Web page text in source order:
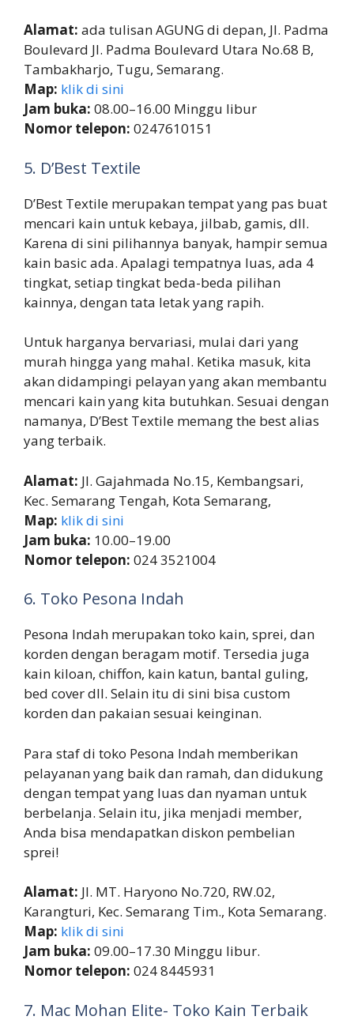
Alamat: ada tulisan AGUNG di depan, Jl. Padma
Boulevard Jl. Padma Boulevard Utara No.68 B,
Tambakharjo, Tugu, Semarang.
Map: klik di sini
Jam buka: 08.00–16.00 Minggu libur
Nomor telepon: 0247610151
5. D’Best Textile
D’Best Textile merupakan tempat yang pas buat
mencari kain untuk kebaya, jilbab, gamis, dll.
Karena di sini pilihannya banyak, hampir semua
kain basic ada. Apalagi tempatnya luas, ada 4
tingkat, setiap tingkat beda-beda pilihan
kainnya, dengan tata letak yang rapih.
Untuk harganya bervariasi, mulai dari yang
murah hingga yang mahal. Ketika masuk, kita
akan didampingi pelayan yang akan membantu
mencari kain yang kita butuhkan. Sesuai dengan
namanya, D’Best Textile memang the best alias
yang terbaik.
Alamat: Jl. Gajahmada No.15, Kembangsari,
Kec. Semarang Tengah, Kota Semarang,
Map: klik di sini
Jam buka: 10.00–19.00
Nomor telepon: 024 3521004
6. Toko Pesona Indah
Pesona Indah merupakan toko kain, sprei, dan
korden dengan beragam motif. Tersedia juga
kain kiloan, chiffon, kain katun, bantal guling,
bed cover dll. Selain itu di sini bisa custom
korden dan pakaian sesuai keinginan.
Para staf di toko Pesona Indah memberikan
pelayanan yang baik dan ramah, dan didukung
dengan tempat yang luas dan nyaman untuk
berbelanja. Selain itu, jika menjadi member,
Anda bisa mendapatkan diskon pembelian
sprei!
Alamat: Jl. MT. Haryono No.720, RW.02,
Karangturi, Kec. Semarang Tim., Kota Semarang.
Map: klik di sini
Jam buka: 09.00–17.30 Minggu libur.
Nomor telepon: 024 8445931
7. Mac Mohan Elite- Toko Kain Terbaik